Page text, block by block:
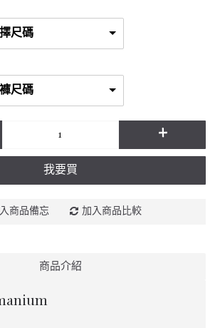
尺碼
尺碼
+
我要買
商品備忘 加入商品比較
商品介紹